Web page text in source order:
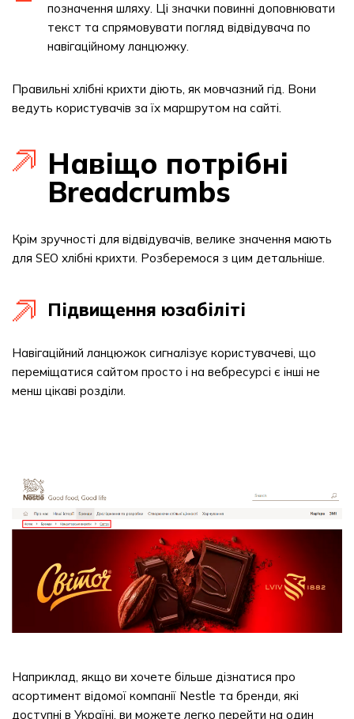
позначення шляху. Ці значки повинні доповнювати
текст та спрямовувати погляд відвідувача по
навігаційному ланцюжку.
Правильні хлібні крихти діють, як мовчазний гід. Вони
ведуть користувачів за їх маршрутом на сайті.
Навіщо потрібні
Breadcrumbs
Крім зручності для відвідувачів, велике значення мають
для SEO хлібні крихти. Розберемося з цим детальніше.
Підвищення юзабіліті
Навігаційний ланцюжок сигналізує користувачеві, що
переміщатися сайтом просто і на вебресурсі є інші не
менш цікаві розділи.
Наприклад, якщо ви хочете більше дізнатися про
асортимент відомої компанії Nestle та бренди, які
доступні в Україні, ви можете легко перейти на один